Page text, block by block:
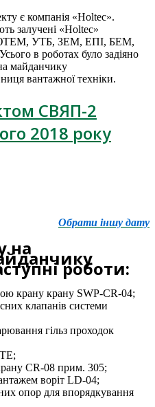
є компанія «Holtec».
залучені «Holtec»
ЮТЕМ, УТБ, ЗЕМ, ЕПІ, БЕМ,
в роботах було задіяно
майданчику
вантажної техніки.
СВЯП-2
2018 року
Обрати іншу дату
на
роботи:
крану крану SWP-CR-04;
клапанів системи
гільз проходок
CR-08 прим. 305;
воріт LD-04;
опор для впорядкування